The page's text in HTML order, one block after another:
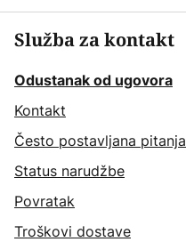
Služba za kontakt
Odustanak od ugovora
Kontakt
Često postavljana pitanja
Status narudžbe
Povratak
Troškovi dostave